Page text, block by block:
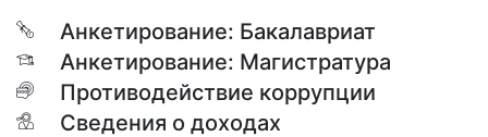
Анкетирование: Бакалавриат
Анкетирование: Магистратура
Противодействие коррупции
Сведения о доходах